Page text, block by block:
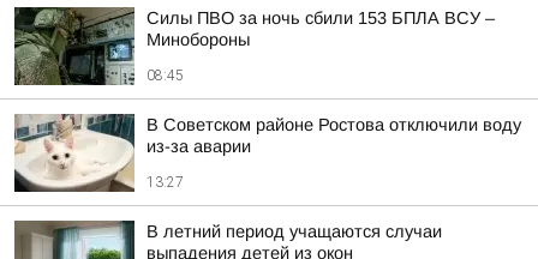
Силы ПВО за ночь сбили 153 БПЛА ВСУ –
Минобороны
08:45
В Советском районе Ростова отключили воду
из-за аварии
13:27
В летний период учащаются случаи
выпадения детей из окон